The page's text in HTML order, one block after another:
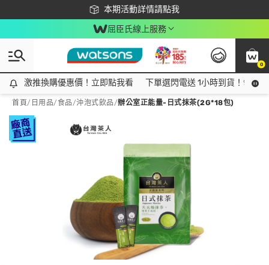
本期活動詳情請點我
下載app最高回饋$350
屈臣氏線上服務
0
激推換購優惠價！立即點我看
激推換購優惠價！立即點我看 下單選閃電送 1小時到貨！領神
首頁/ 日用品/食品/沖泡式飲品/辦公室正能量-日式抹茶(2G*18包)